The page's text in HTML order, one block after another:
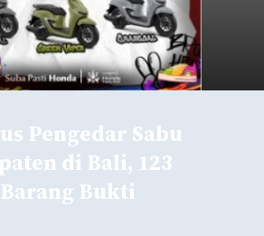
Pengedar Sabu
di Bali, 123
Bukti